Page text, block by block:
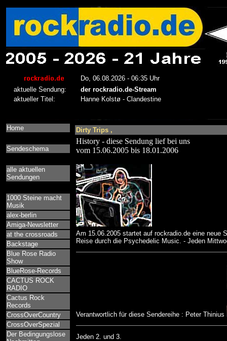
Home
Sendeschema
alle aktuellen
Sendungen
1000 Steine macht
Musik
alex-berlin
Amiga-Newsletter
at the crossroads
Backstage
Blue Rose Radio
Show
BlueRose-Records
CACTUS ROCK
RADIO
Cactus Rock
Records
CrossOverCountry
CrossOverSpezial
Der Bedingungslose
Dirty Trips ,
History - diese Sendung lief bei uns
vom 15.06.2005 bis 18.01.2006
Am 15.06.2005 startet auf rockradio.de eine neue
Reise durch die Psychedelic Music. - Jeden
Verantwortlich für diese Sendereihe : Peter Thinius
Jeden 2. und 3.